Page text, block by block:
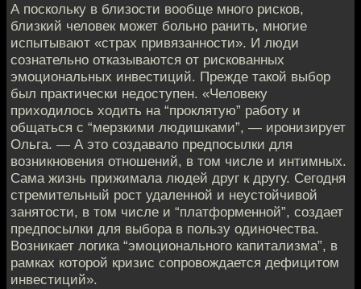
А поскольку в близости вообще много рисков,
близкий человек может больно ранить, многие
испытывают «страх привязанности». И люди
сознательно отказываются от рискованных
эмоциональных инвестиций. Прежде такой выбор
был практически недоступен. «Человеку
приходилось ходить на “проклятую” работу и
общаться с “мерзкими людишками”, — иронизирует
Ольга. — А это создавало предпосылки для
возникновения отношений, в том числе и интимных.
Сама жизнь прижимала людей друг к другу. Сегодня
стремительный рост удаленной и неустойчивой
занятости, в том числе и “платформенной”, создает
предпосылки для выбора в пользу одиночества.
Возникает логика “эмоционального капитализма”, в
рамках которой кризис сопровождается дефицитом
инвестиций».